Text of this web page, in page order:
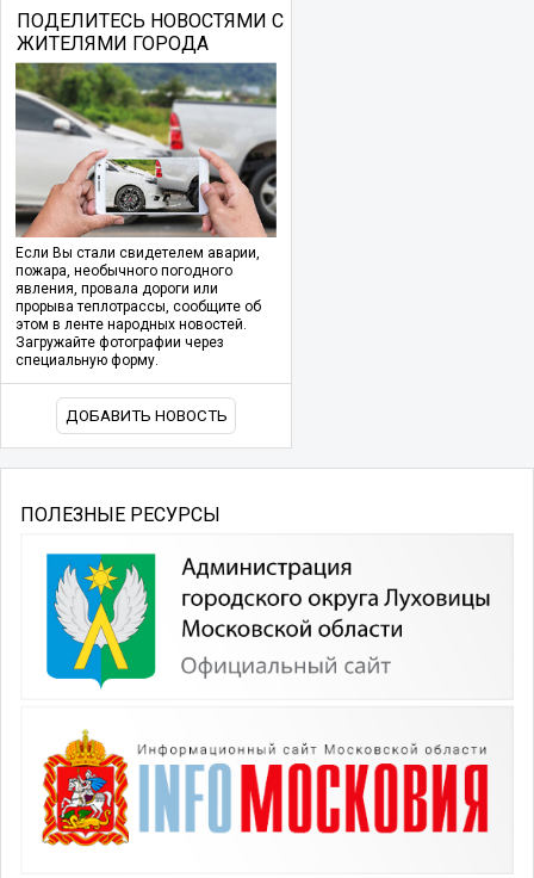
ПОДЕЛИТЕСЬ НОВОСТЯМИ С
ЖИТЕЛЯМИ ГОРОДА
Если Вы стали свидетелем аварии,
пожара, необычного погодного
явления, провала дороги или
прорыва теплотрассы, сообщите об
этом в ленте народных новостей.
Загружайте фотографии через
специальную форму.
ДОБАВИТЬ НОВОСТЬ
ПОЛЕЗНЫЕ РЕСУРСЫ